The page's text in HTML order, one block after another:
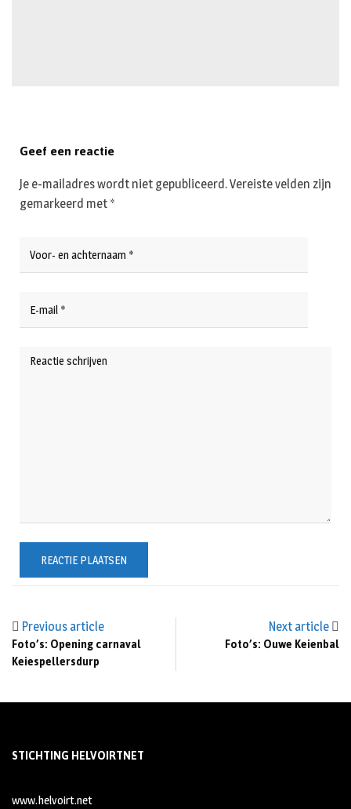
Previous article
Foto’s: Opening carnaval
Keiespellersdurp
Next article
Foto’s: Ouwe Keienbal
Geef een reactie
Je e-mailadres wordt niet gepubliceerd.Vereiste velden zijn
gemarkeerd met *
STICHTING HELVOIRTNET
www.helvoirt.net